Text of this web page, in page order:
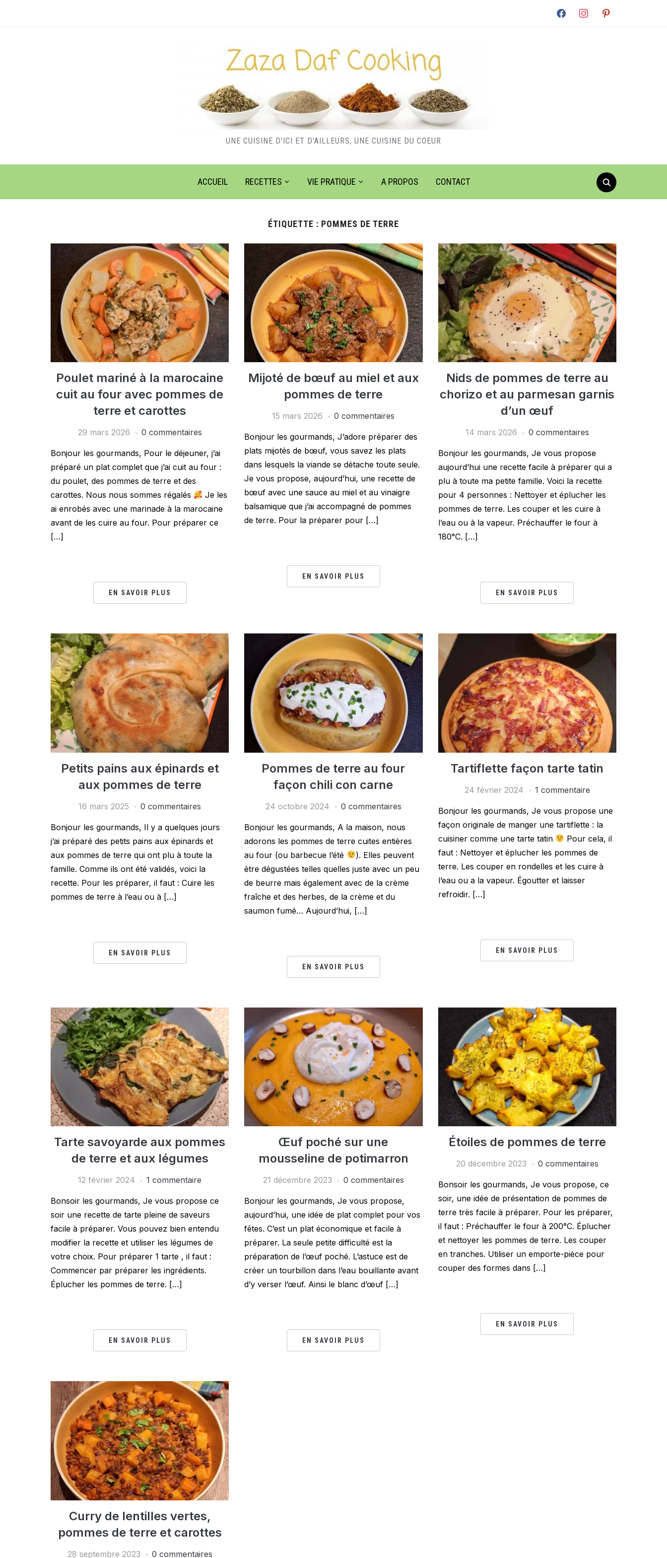
facebook instagrampinterest
UNE CUISINE D'ICI ET D'AILLEURS, UNE CUISINE DU COEUR
ACCUEIL RECETTES VIE PRATIQUE A PROPOS CONTACT
ÉTIQUETTE : POMMES DE TERRE
Poulet mariné à la marocaine
cuit au four avec pommes de
terre et carottes
29 mars 2026 0 commentaires
Bonjour les gourmands, Pour le déjeuner, j’ai
préparé un plat complet que j’ai cuit au four :
du poulet, des pommes de terre et des
carottes. Nous nous sommes régalés
Je les
ai enrobés avec une marinade à la marocaine
avant de les cuire au four. Pour préparer ce
[…]
EN SAVOIR PLUS
Mijoté de bœuf au miel et aux
pommes de terre
15 mars 2026 0 commentaires
Bonjour les gourmands, J’adore préparer des
plats mijotés de bœuf, vous savez les plats
dans lesquels la viande se détache toute seule.
Je vous propose, aujourd’hui, une recette de
bœuf avec une sauce au miel et au vinaigre
balsamique que j’ai accompagné de pommes
de terre. Pour la préparer pour […]
EN SAVOIR PLUS
Nids de pommes de terre au
chorizo et au parmesan garnis
d’un œuf
14 mars 2026 0 commentaires
Bonjour les gourmands, Je vous propose
aujourd’hui une recette facile à préparer qui a
plu à toute ma petite famille. Voici la recette
pour 4 personnes : Nettoyer et éplucher les
pommes de terre. Les couper et les cuire à
l’eau ou à la vapeur. Préchauffer le four à
180°C. […]
EN SAVOIR PLUS
Petits pains aux épinards et
aux pommes de terre
16 mars 2025 0 commentaires
Bonjour les gourmands, Il y a quelques jours
j’ai préparé des petits pains aux épinards et
aux pommes de terre qui ont plu à toute la
famille. Comme ils ont été validés, voici la
recette. Pour les préparer, il faut : Cuire les
pommes de terre à l’eau ou à […]
EN SAVOIR PLUS
Pommes de terre au four
façon chili con carne
24 octobre 2024 0 commentaires
Bonjour les gourmands, A la maison, nous
adorons les pommes de terre cuites entières
au four (ou barbecue l’été
). Elles peuvent
être dégustées telles quelles juste avec un peu
de beurre mais également avec de la crème
fraîche et des herbes, de la crème et du
saumon fumé… Aujourd’hui, […]
EN SAVOIR PLUS
Tartiflette façon tarte tatin
24 février 2024 1 commentaire
Bonjour les gourmands, Je vous propose une
façon originale de manger une tartiflette : la
cuisiner comme une tarte tatin
Pour cela, il
faut : Nettoyer et éplucher les pommes de
terre. Les couper en rondelles et les cuire à
l’eau ou a la vapeur. Égoutter et laisser
refroidir. […]
EN SAVOIR PLUS
Tarte savoyarde aux pommes
de terre et aux légumes
12 février 2024 1 commentaire
Bonsoir les gourmands, Je vous propose ce
soir une recette de tarte pleine de saveurs
facile à préparer. Vous pouvez bien entendu
modifier la recette et utiliser les légumes de
votre choix. Pour préparer 1 tarte , il faut :
Commencer par préparer les ingrédients.
Éplucher les pommes de terre. […]
EN SAVOIR PLUS
Œuf poché sur une
mousseline de potimarron
21 décembre 2023 0 commentaires
Bonjour les gourmands, Je vous propose,
aujourd’hui, une idée de plat complet pour vos
fêtes. C’est un plat économique et facile à
préparer. La seule petite difficulté est la
préparation de l’œuf poché. L’astuce est de
créer un tourbillon dans l’eau bouillante avant
d’y verser l’œuf. Ainsi le blanc d’œuf […]
EN SAVOIR PLUS
Étoiles de pommes de terre
20 décembre 2023 0 commentaires
Bonsoir les gourmands, Je vous propose, ce
soir, une idée de présentation de pommes de
terre très facile à préparer. Pour les préparer,
il faut : Préchauffer le four à 200°C. Éplucher
et nettoyer les pommes de terre. Les couper
en tranches. Utiliser un emporte-pièce pour
couper des formes dans […]
EN SAVOIR PLUS
Curry de lentilles vertes,
pommes de terre et carottes
28 septembre 2023 0 commentaires